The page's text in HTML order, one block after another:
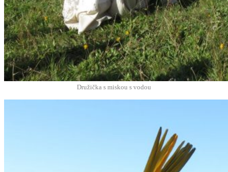
Družič­ka s misk­ou s vodou